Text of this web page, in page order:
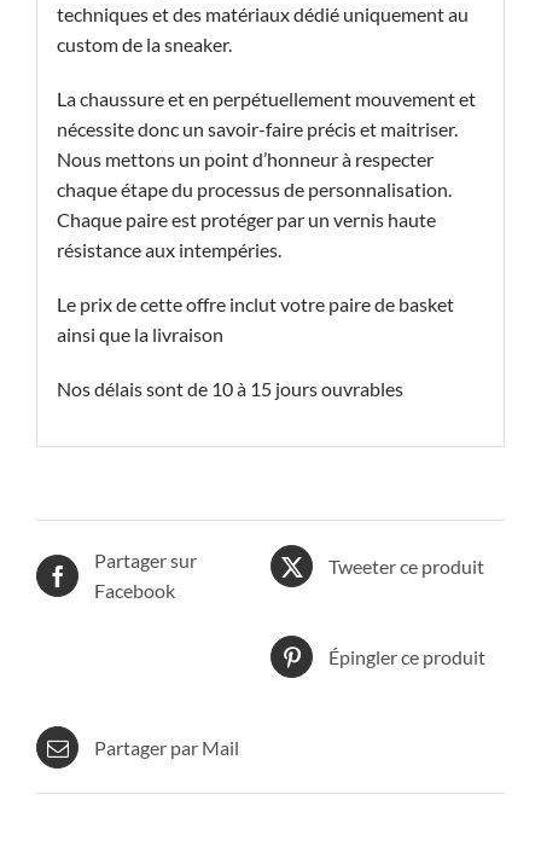
techniques et des matériaux dédié uniquement au
custom de la sneaker.
La chaussure et en perpétuellement mouvement et
nécessite donc un savoir-faire précis et maitriser.
Nous mettons un point d’honneur à respecter
chaque étape du processus de personnalisation.
Chaque paire est protéger par un vernis haute
résistance aux intempéries.
Le prix de cette offre inclut votre paire de basket
ainsi que la livraison
Nos délais sont de 10 à 15 jours ouvrables
Partager sur
Facebook
Tweeter ce produit
Épingler ce produit
Partager par Mail